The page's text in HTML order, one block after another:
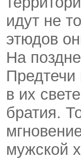
идут не
этюдов
На
в их
братия.
мужской